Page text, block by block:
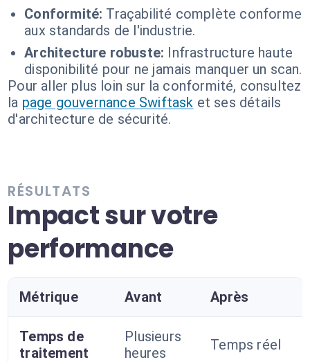
Conformité: Traçabilité complète conforme
aux standards de l'industrie.
Architecture robuste: Infrastructure haute
disponibilité pour ne jamais manquer un scan.
Pour aller plus loin sur la conformité, consultez
la page gouvernance Swiftask et ses détails
d'architecture de sécurité.
RÉSULTATS
Impact sur votre
performance
Métrique Avant Après
Temps de
traitement
Plusieurs
heures
Temps réel